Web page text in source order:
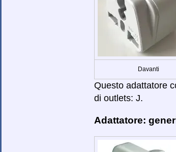
Davanti
Questo adattatore
di outlets: J.
Adattatore: